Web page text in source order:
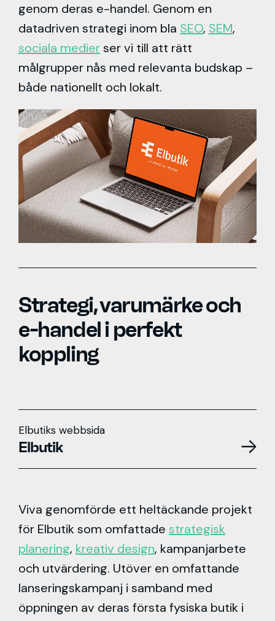
genom deras e-handel. Genom en
datadriven strategi inom bla SEO, SEM,
sociala medierser vi till att rätt
målgrupper nås med relevanta budskap –
både nationellt och lokalt.
Strategi, varumärke och
e-handel i perfekt
koppling
Elbutiks webbsida
Elbutik
Viva genomförde ett heltäckande projekt
för Elbutik som omfattade strategisk
planering, kreativ design, kampanjarbete
och utvärdering. Utöver en omfattande
lanseringskampanj i samband med
öppningen av deras första fysiska butik i